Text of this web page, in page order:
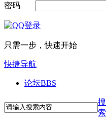
密码
只需一步，快速开始
快捷导航
论坛BBS
搜
索